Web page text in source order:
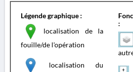
Légende graphique :
localisation de la
fouille/de l'opération
localisation du
: